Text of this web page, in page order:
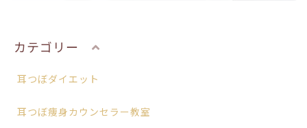
カテゴリー
耳つぼダイエット
耳つぼ痩身カウンセラー教室